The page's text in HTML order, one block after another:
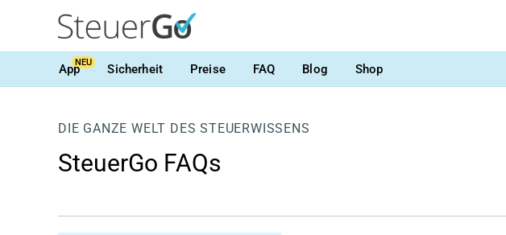
AppNEU Sicherheit Preise FAQ Blog Shop
DIE GANZE WELT DES STEUERWISSENS
SteuerGo FAQs